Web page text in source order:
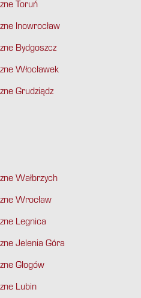
Toruń
Inowrocław
Bydgoszcz
Włocławek
Grudziądz
Wałbrzych
Wrocław
Legnica
Jelenia Góra
Głogów
Lubin